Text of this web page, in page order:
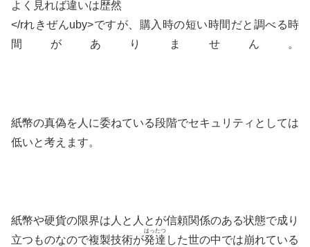
よく見れば違いは歴然
</rれきぜんuby>ですが、購入時の短い時間だと調べる時
間がありません。
紙幣の真偽を人に委ねている段階でセキュリティとしては
低いと考えます。
紙幣や硬貨の限界は人と人とが信頼関係のある状態で成り
立つものなので複製技術が発達
はったつ
した世の中では崩れている